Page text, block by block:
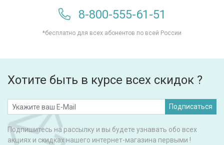
8-800-555-61-51
*бесплатно для всех абонентов по всей России
Хотите быть в курсе всех скидок ?
Подписаться
Подпишитесь на рассылку и вы будете узнавать обо всех
акциях и скидках нашего интернет-магазина первыми !